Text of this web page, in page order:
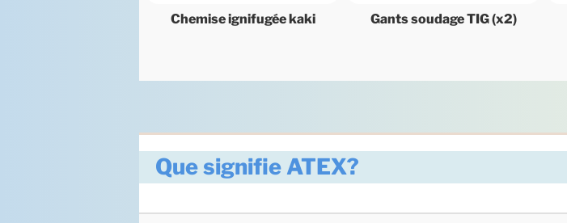
Chemise ignifugée kaki Gants soudage TIG (x2)
Que signifie ATEX?